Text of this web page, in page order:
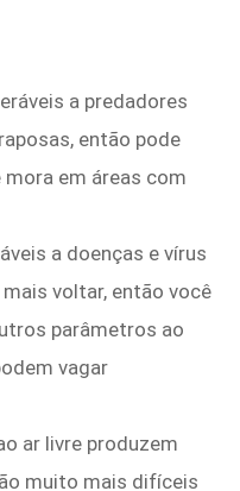
​​a predadores
então pode
mora em áreas com
​​a doenças e vírus
voltar, então você
parâmetros ao
vagar
ar livre produzem
muito mais difíceis